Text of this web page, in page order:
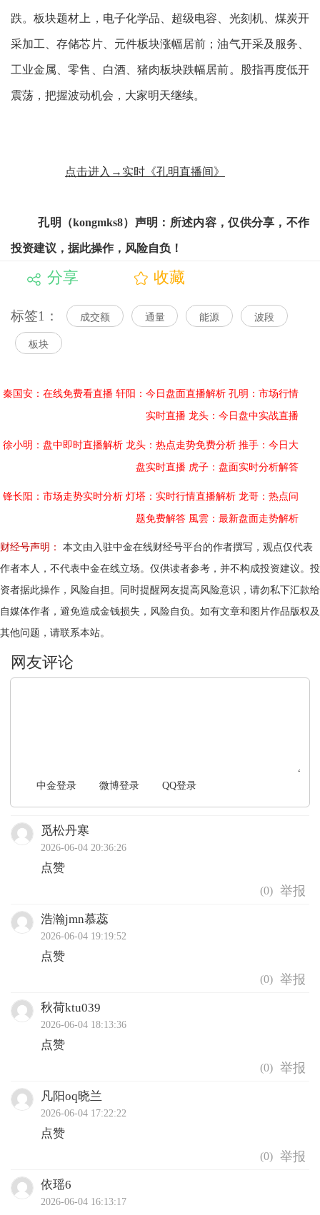
跌。板块题材上，电子化学品、超级电容、光刻机、煤炭开
采加工、存储芯片、元件板块涨幅居前；油气开采及服务、
工业金属、零售、白酒、猪肉板块跌幅居前。股指再度低开
震荡，把握波动机会，大家明天继续。
点击进入→实时《孔明直播间》
孔明（kongmks8）声明：所述内容，仅供分享，不作
投资建议，据此操作，风险自负！
分享 收藏
标签1： 成交额 通量 能源 波段
板块
秦国安：在线免费看直播 轩阳：今日盘面直播解析 孔明：市场行情
实时直播 龙头：今日盘中实战直播
徐小明：盘中即时直播解析 龙头：热点走势免费分析 推手：今日大
盘实时直播 虎子：盘面实时分析解答
锋长阳：市场走势实时分析 灯塔：实时行情直播解析 龙哥：热点问
题免费解答 風雲：最新盘面走势解析
财经号声明：
本文由入驻中金在线财经号平台的作者撰写，观点仅代表
作者本人，不代表中金在线立场。仅供读者参考，并不构成投资建议。投
资者据此操作，风险自担。同时提醒网友提高风险意识，请勿私下汇款给
自媒体作者，避免造成金钱损失，风险自负。如有文章和图片作品版权及
其他问题，请联系本站。
中金登录 微博登录 QQ登录
觅松丹寒
2026-06-04 20:36:26
点赞
(0)
浩瀚jmn慕蕊
2026-06-04 19:19:52
点赞
(0)
秋荷ktu039
2026-06-04 18:13:36
点赞
(0)
凡阳oq晓兰
2026-06-04 17:22:22
点赞
(0)
依瑶6
2026-06-04 16:13:17